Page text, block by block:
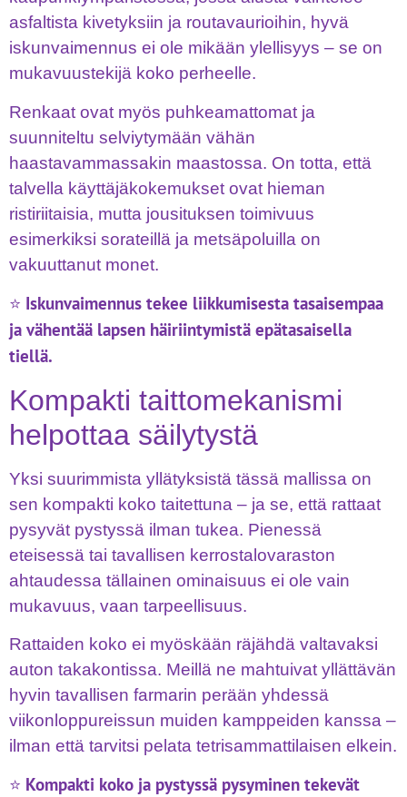
asfaltista kivetyksiin ja routavaurioihin, hyvä
iskunvaimennus ei ole mikään ylellisyys – se on
mukavuustekijä koko perheelle.
Renkaat ovat myös puhkeamattomat ja
suunniteltu selviytymään vähän
haastavammassakin maastossa. On totta, että
talvella käyttäjäkokemukset ovat hieman
ristiriitaisia, mutta jousituksen toimivuus
esimerkiksi sorateillä ja metsäpoluilla on
vakuuttanut monet.
⭐ Iskunvaimennus tekee liikkumisesta tasaisempaa
ja vähentää lapsen häiriintymistä epätasaisella
tiellä.
Kompakti taittomekanismi
helpottaa säilytystä
Yksi suurimmista yllätyksistä tässä mallissa on
sen kompakti koko taitettuna – ja se, että rattaat
pysyvät pystyssä ilman tukea. Pienessä
eteisessä tai tavallisen kerrostalovaraston
ahtaudessa tällainen ominaisuus ei ole vain
mukavuus, vaan tarpeellisuus.
Rattaiden koko ei myöskään räjähdä valtavaksi
auton takakontissa. Meillä ne mahtuivat yllättävän
hyvin tavallisen farmarin perään yhdessä
viikonloppureissun muiden kamppeiden kanssa –
ilman että tarvitsi pelata tetrisammattilaisen elkein.
⭐ Kompakti koko ja pystyssä pysyminen tekevät